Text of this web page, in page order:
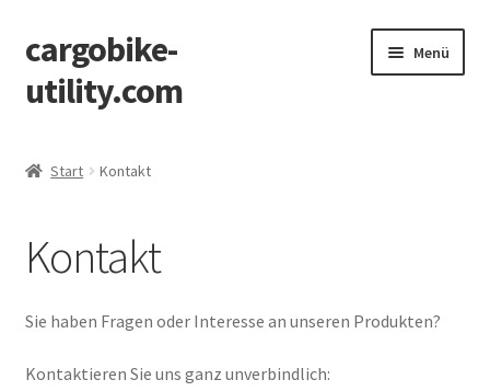
Zur
Navigation
springen
Zum
Inhalt
springen
cargobike-
utility.com
Menü
Transport-Gallerie
Shop
Start Kontakt
Kontakt
Sie haben Fragen oder Interesse an unseren Produkten?
Kontaktieren Sie uns ganz unverbindlich: